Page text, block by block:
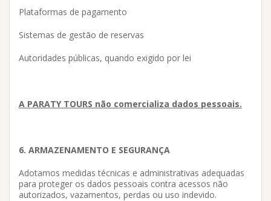
Plataformas de pagamento
Sistemas de gestão de reservas
Autoridades públicas, quando exigido por lei
A PARATY TOURS não comercializa dados pessoais.
6. ARMAZENAMENTO E SEGURANÇA
Adotamos medidas técnicas e administrativas adequadas
para proteger os dados pessoais contra acessos não
autorizados, vazamentos, perdas ou uso indevido.